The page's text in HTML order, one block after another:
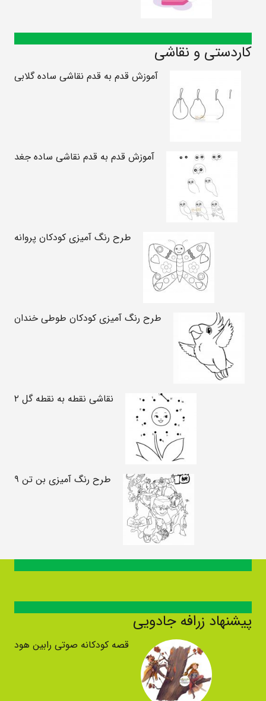
کاردستی و نقاشی
آموزش قدم به قدم نقاشی ساده گلابی
آموزش قدم به قدم نقاشی ساده جغد
طرح رنگ آمیزی کودکان پروانه
طرح رنگ آمیزی کودکان طوطی خندان
نقاشی نقطه به نقطه گل ۲
طرح رنگ آمیزی بن تن ۹
پیشنهاد زرافه جادویی
قصه کودکانه صوتی رابین هود